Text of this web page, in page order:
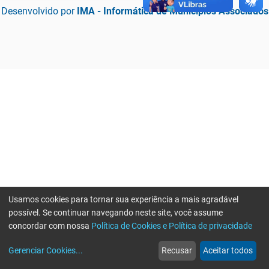
Desenvolvido por IMA - Informática de Municípios Associados
web
Notícias
more_horiz
Mais
Usamos cookies para tornar sua experiência a mais agradável
possível. Se continuar navegando neste site, você assume
concordar com nossa Política de Cookies e Política de privacidade
Gerenciar Cookies... Recusar Aceitar todos
Erro ao enviar informações, por favor tente novamente